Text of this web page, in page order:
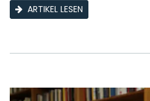
ARTIKEL LESEN